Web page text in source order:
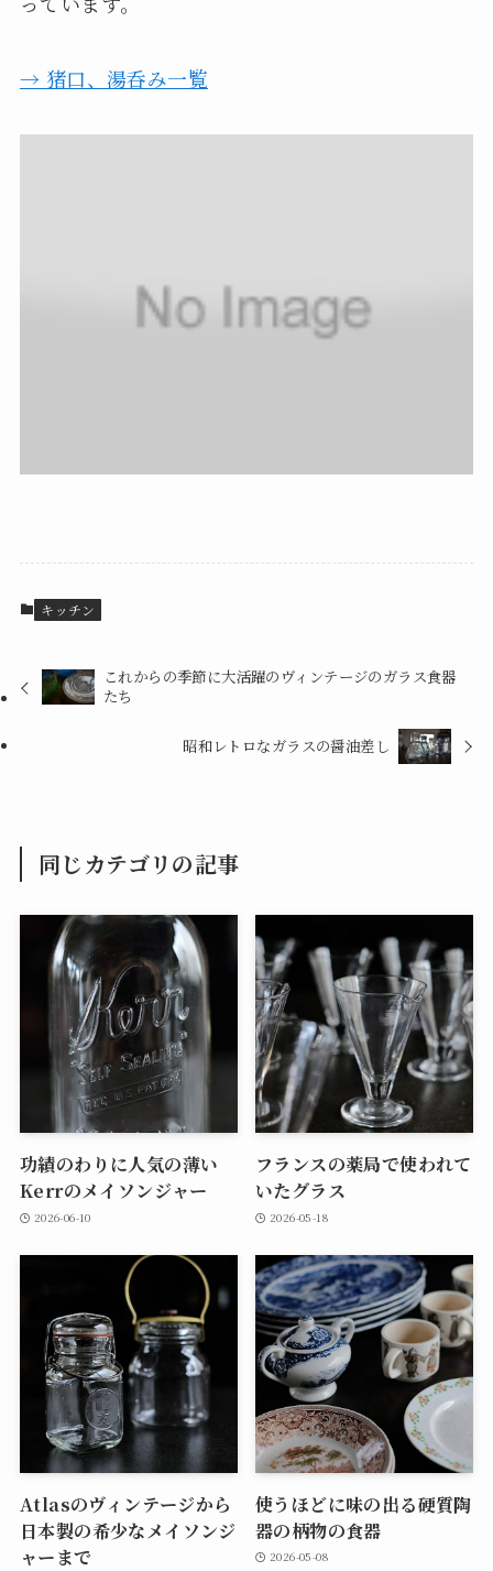
→ 猪口、湯呑み一覧
キッチン
これからの季節に大活躍のヴィンテージのガラス食器
たち
昭和レトロなガラスの醤油差し
同じカテゴリの記事
功績のわりに人気の薄い
Kerrのメイソンジャー
2026-06-10
フランスの薬局で使われて
いたグラス
2026-05-18
Atlasのヴィンテージから
日本製の希少なメイソンジ
ャーまで
使うほどに味の出る硬質陶
器の柄物の食器
2026-05-08